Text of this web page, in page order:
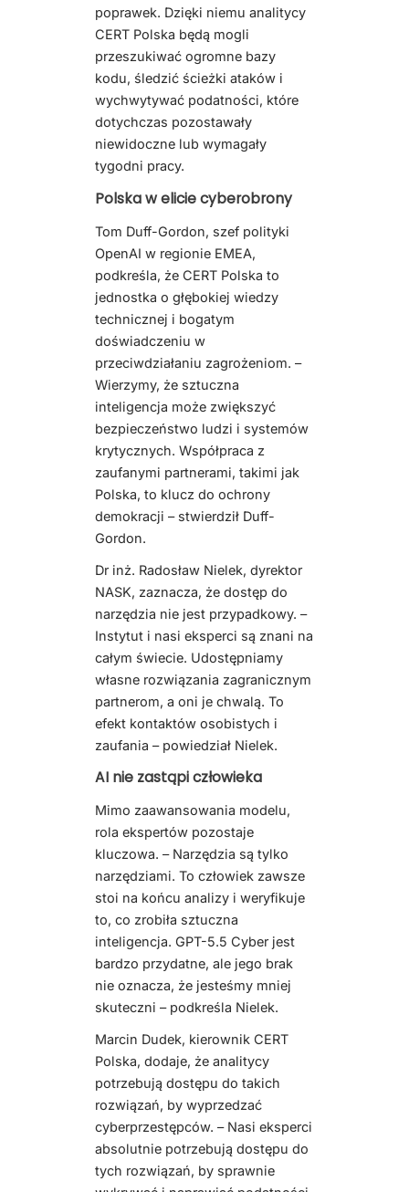
poprawek. Dzięki niemu analitycy
CERT Polska będą mogli
przeszukiwać ogromne bazy
kodu, śledzić ścieżki ataków i
wychwytywać podatności, które
dotychczas pozostawały
niewidoczne lub wymagały
tygodni pracy.
Polska w elicie cyberobrony
Tom Duff-Gordon, szef polityki
OpenAI w regionie EMEA,
podkreśla, że CERT Polska to
jednostka o głębokiej wiedzy
technicznej i bogatym
doświadczeniu w
przeciwdziałaniu zagrożeniom. –
Wierzymy, że sztuczna
inteligencja może zwiększyć
bezpieczeństwo ludzi i systemów
krytycznych. Współpraca z
zaufanymi partnerami, takimi jak
Polska, to klucz do ochrony
demokracji – stwierdził Duff-
Gordon.
Dr inż. Radosław Nielek, dyrektor
NASK, zaznacza, że dostęp do
narzędzia nie jest przypadkowy. –
Instytut i nasi eksperci są znani na
całym świecie. Udostępniamy
własne rozwiązania zagranicznym
partnerom, a oni je chwalą. To
efekt kontaktów osobistych i
zaufania – powiedział Nielek.
AI nie zastąpi człowieka
Mimo zaawansowania modelu,
rola ekspertów pozostaje
kluczowa. – Narzędzia są tylko
narzędziami. To człowiek zawsze
stoi na końcu analizy i weryfikuje
to, co zrobiła sztuczna
inteligencja. GPT-5.5 Cyber jest
bardzo przydatne, ale jego brak
nie oznacza, że jesteśmy mniej
skuteczni – podkreśla Nielek.
Marcin Dudek, kierownik CERT
Polska, dodaje, że analitycy
potrzebują dostępu do takich
rozwiązań, by wyprzedzać
cyberprzestępców. – Nasi eksperci
absolutnie potrzebują dostępu do
tych rozwiązań, by sprawnie